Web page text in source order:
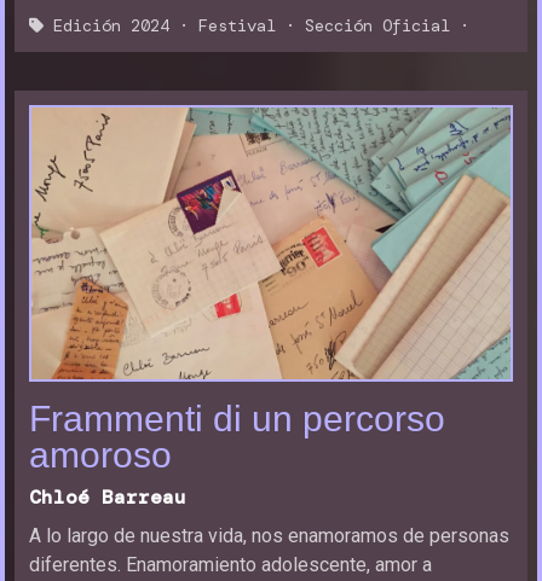
Edición 2024 · Festival · Sección Oficial ·
Frammenti di un percorso
amoroso
Chloé Barreau
A lo largo de nuestra vida, nos enamoramos de personas
diferentes. Enamoramiento adolescente, amor a